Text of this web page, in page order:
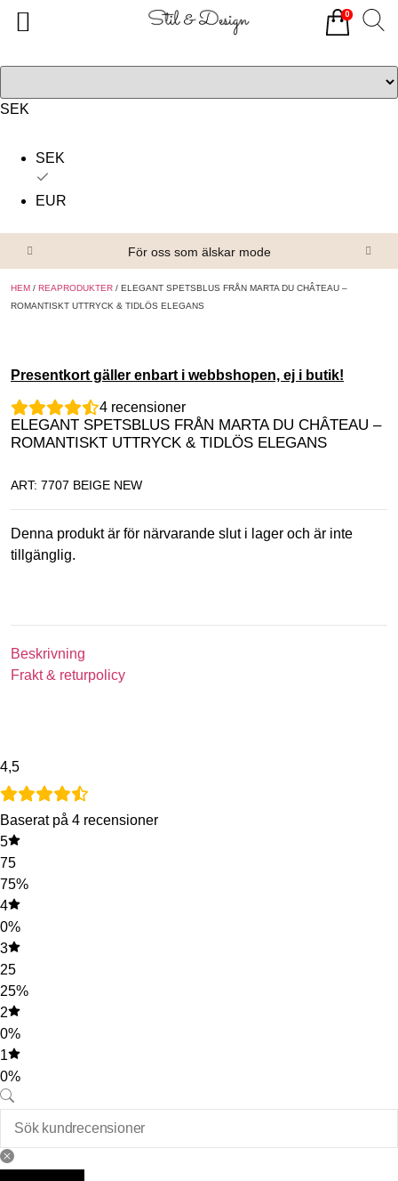
SEK
SEK
EUR
För oss som älskar mode
HEM / REAPRODUKTER / ELEGANT SPETSBLUS FRÅN MARTA DU CHÂTEAU –
ROMANTISKT UTTRYCK & TIDLÖS ELEGANS
Presentkort gäller enbart i webbshopen, ej i butik!
4 recensioner
ELEGANT SPETSBLUS FRÅN MARTA DU CHÂTEAU –
ROMANTISKT UTTRYCK & TIDLÖS ELEGANS
ART: 7707 BEIGE NEW
Denna produkt är för närvarande slut i lager och är inte
tillgänglig.
Beskrivning
Frakt & returpolicy
4,5
Baserat på 4 recensioner
5
75
75%
4
0%
3
25
25%
2
0%
1
0%
0
Alla produkter
Om oss